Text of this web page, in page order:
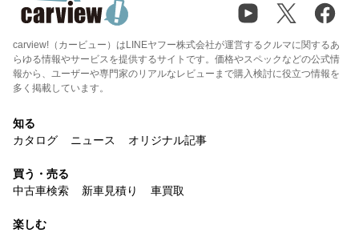
carview!（カービュー）はLINEヤフー株式会社が運営するクルマに関するあ
らゆる情報やサービスを提供するサイトです。価格やスペックなどの公式情
報から、ユーザーや専門家のリアルなレビューまで購入検討に役立つ情報を
多く掲載しています。
知る
カタログ
ニュース オリジナル記事
買う・売る
中古車検索
新車見積り 車買取
楽しむ